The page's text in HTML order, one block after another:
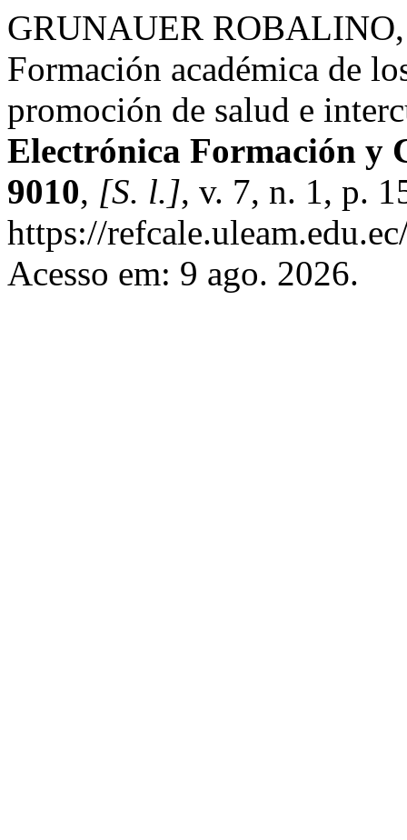
GRUNAUER
Formación académica de
promoción de salud e
Electrónica Formación y
9010, [S. l.], v. 7, n. 1, p.
https://
Acesso em: 9 ago. 2026.